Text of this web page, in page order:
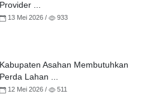
Provider ...
13 Mei 2026 / 933
Kabupaten Asahan Membutuhkan
Perda Lahan ...
12 Mei 2026 / 511